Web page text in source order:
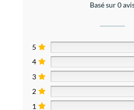
Basé sur 0
5
4
3
2
1